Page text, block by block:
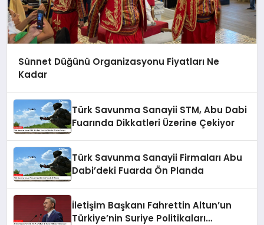
Sünnet Düğünü Organizasyonu Fiyatları Ne
Kadar
Türk Savunma Sanayii STM, Abu Dabi
Fuarında Dikkatleri Üzerine Çekiyor
Türk Savunma Sanayii Firmaları Abu
Dabi’deki Fuarda Ön Planda
İletişim Başkanı Fahrettin Altun’un
Türkiye’nin Suriye Politikaları